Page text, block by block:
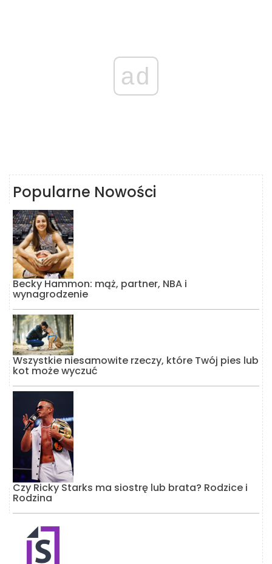
ad
Popularne Nowości
Becky Hammon: mąż, partner, NBA i
wynagrodzenie
Wszystkie niesamowite rzeczy, które Twój pies lub
kot może wyczuć
Czy Ricky Starks ma siostrę lub brata? Rodzice i
Rodzina